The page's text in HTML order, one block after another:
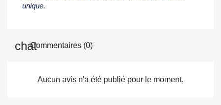
unique.
Commentaires (0)
Aucun avis n'a été publié pour le moment.